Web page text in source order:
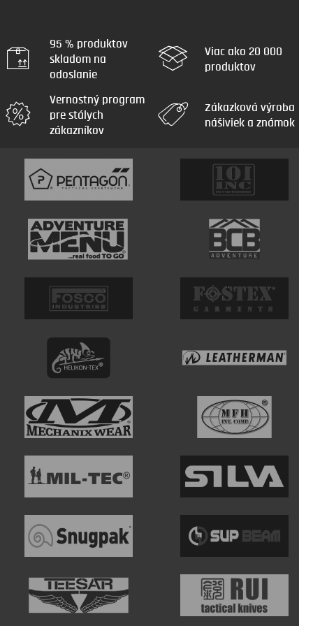
95 % produktov
skladom na
odoslanie
Viac ako 20 000
produktov
Vernostný program
pre stálych
zákazníkov
Zákazková výroba
nášiviek a známok